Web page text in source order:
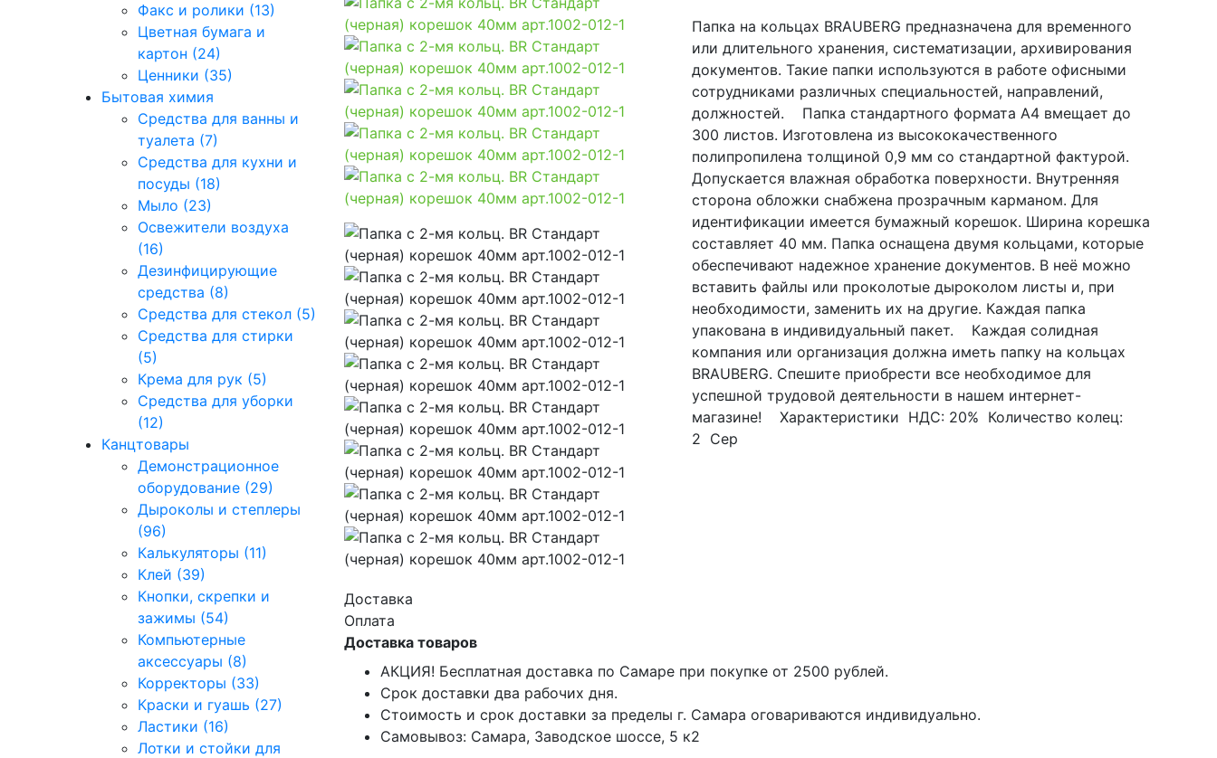
Факс и ролики (13)
Цветная бумага и
картон (24)
Ценники (35)
Бытовая химия
Средства для ванны и
туалета (7)
Средства для кухни и
посуды (18)
Мыло (23)
Освежители воздуха
(16)
Дезинфицирующие
средства (8)
Средства для стекол (5)
Средства для стирки
(5)
Крема для рук (5)
Средства для уборки
(12)
Канцтовары
Демонстрационное
оборудование (29)
Дыроколы и степлеры
(96)
Калькуляторы (11)
Клей (39)
Кнопки, скрепки и
зажимы (54)
Компьютерные
аксессуары (8)
Корректоры (33)
Краски и гуашь (27)
Ластики (16)
Лотки и стойки для
Папка на кольцах BRAUBERG предназначена для временного
или длительного хранения, систематизации, архивирования
документов. Такие папки используются в работе офисными
сотрудниками различных специальностей, направлений,
должностей. Папка стандартного формата А4 вмещает до
300 листов. Изготовлена из высококачественного
полипропилена толщиной 0,9 мм со стандартной фактурой.
Допускается влажная обработка поверхности. Внутренняя
сторона обложки снабжена прозрачным карманом. Для
идентификации имеется бумажный корешок. Ширина корешка
составляет 40 мм. Папка оснащена двумя кольцами, которые
обеспечивают надежное хранение документов. В неё можно
вставить файлы или проколотые дыроколом листы и, при
необходимости, заменить их на другие. Каждая папка
упакована в индивидуальный пакет. Каждая солидная
компания или организация должна иметь папку на кольцах
BRAUBERG. Спешите приобрести все необходимое для
успешной трудовой деятельности в нашем интернет-
магазине! Характеристики НДС: 20% Количество колец:
2 Сер
Доставка
Оплата
Доставка товаров
АКЦИЯ! Бесплатная доставка по Самаре при покупке от 2500 рублей.
Срок доставки два рабочих дня.
Стоимость и срок доставки за пределы г. Самара оговариваются индивидуально.
Самовывоз: Самара, Заводское шоссе, 5 к2